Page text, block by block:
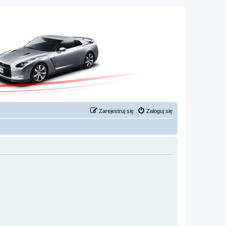
Zaloguj się
Zarejestruj się